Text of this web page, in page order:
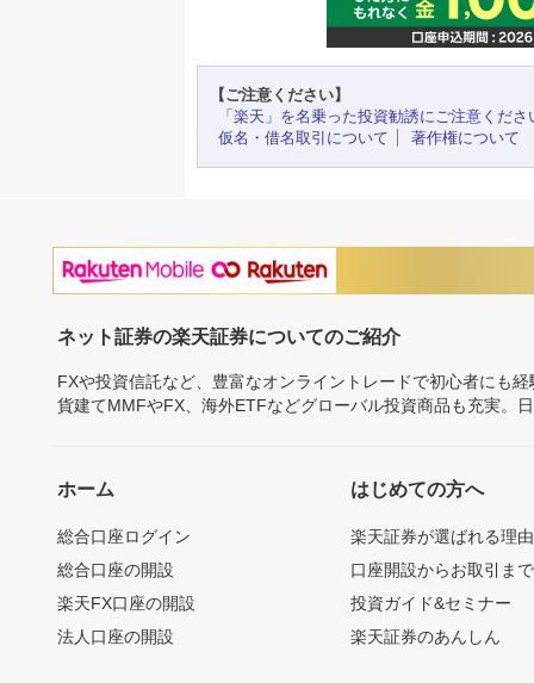
【ご注意ください】
「楽天」を名乗った投資勧誘にご注意くださ
仮名・借名取引について
著作権について
ネット証券の楽天証券についてのご紹介
FXや投資信託など、豊富なオンライントレードで初心者にも
貨建てMMFやFX、海外ETFなどグローバル投資商品も充実。
ホーム
総合口座ログイン
総合口座の開設
楽天FX口座の開設
法人口座の開設
はじめての方へ
楽天証券が選ばれる理由
口座開設からお取引ま
投資ガイド&セミナー
楽天証券のあんしん